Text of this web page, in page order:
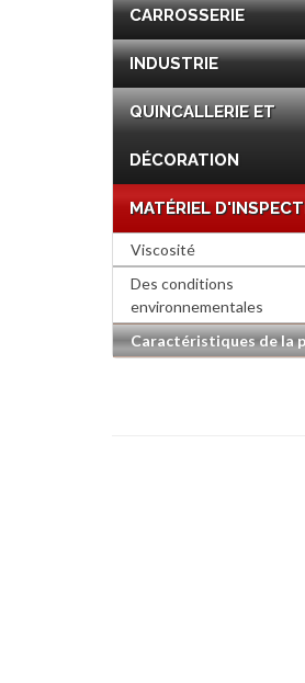
CARROSSERIE
INDUSTRIE
QUINCALLERIE ET
DÉCORATION
MATÉRIEL
Viscosité
Des conditions
environnementales
Caractéristiques de la